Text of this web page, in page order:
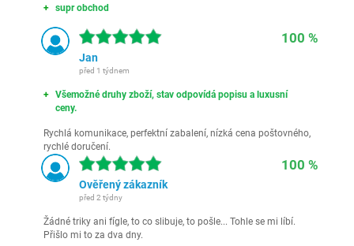
supr obchod
100 %
Jan
před 1 týdnem
Všemožné druhy zboží, stav odpovídá popisu a luxusní
ceny.
Rychlá komunikace, perfektní zabalení, nízká cena poštovného,
rychlé doručení.
100 %
Ověřený zákazník
před 2 týdny
Žádné triky ani fígle, to co slibuje, to pošle... Tohle se mi líbí.
Přišlo mi to za dva dny.